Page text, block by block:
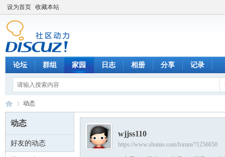
设为首页 收藏本站
论坛 群组 家园 日志 相册 分享 记录
数 ›
动态
动态
好友的动态
wjjss110
https://www.shumo.com/forum/?1256650